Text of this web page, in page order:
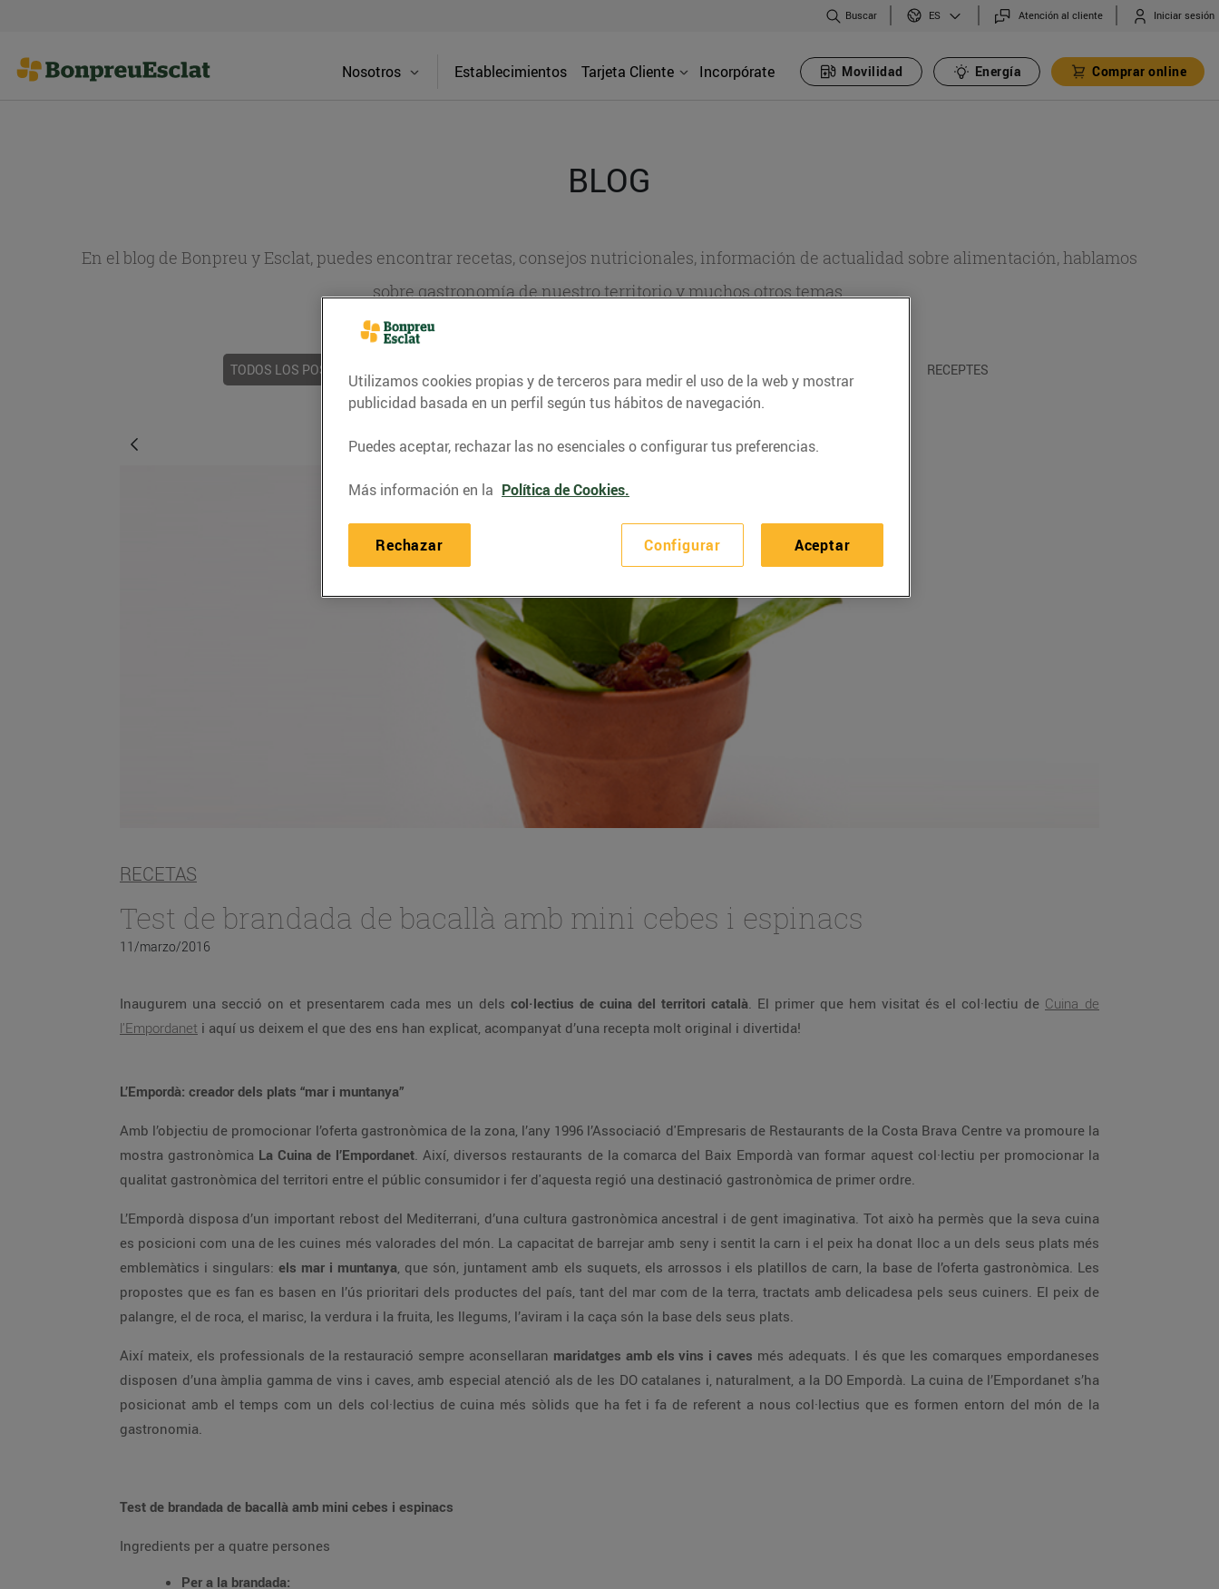
Buscar ES Atención al cliente Iniciar sesión
Nosotros Establecimientos Tarjeta Cliente Incorpórate Movilidad Energía Comprar online
BLOG
En el blog de Bonpreu y Esclat, puedes encontrar recetas, consejos nutricionales, información de actualidad sobre alimentación, hablamos
sobre gastronomía de nuestro territorio y muchos otros temas.
TODOS LOS POSTS RECEPTES
RECETAS
Test de brandada de bacallà amb mini cebes i espinacs
11/marzo/2016
Inaugurem una secció on et presentarem cada mes un dels col·lectius de cuina del territori català. El primer que hem visitat és el col·lectiu de Cuina de
l’Empordanet i aquí us deixem el que des ens han explicat, acompanyat d’una recepta molt original i divertida!
L’Empordà: creador dels plats “mar i muntanya”
Amb l’objectiu de promocionar l’oferta gastronòmica de la zona, l’any 1996 l’Associació d'Empresaris de Restaurants de la Costa Brava Centre va promoure la
mostra gastronòmica La Cuina de l’Empordanet. Així, diversos restaurants de la comarca del Baix Empordà van formar aquest col·lectiu per promocionar la
qualitat gastronòmica del territori entre el públic consumidor i fer d'aquesta regió una destinació gastronòmica de primer ordre.
L’Empordà disposa d’un important rebost del Mediterrani, d’una cultura gastronòmica ancestral i de gent imaginativa. Tot això ha permès que la seva cuina
es posicioni com una de les cuines més valorades del món. La capacitat de barrejar amb seny i sentit la carn i el peix ha donat lloc a un dels seus plats més
emblemàtics i singulars: els mar i muntanya, que són, juntament amb els suquets, els arrossos i els platillos de carn, la base de l’oferta gastronòmica. Les
propostes que es fan es basen en l’ús prioritari dels productes del país, tant del mar com de la terra, tractats amb delicadesa pels seus cuiners. El peix de
palangre, el de roca, el marisc, la verdura i la fruita, les llegums, l’aviram i la caça són la base dels seus plats.
Així mateix, els professionals de la restauració sempre aconsellaran maridatges amb els vins i caves més adequats. I és que les comarques empordaneses
disposen d’una àmplia gamma de vins i caves, amb especial atenció als de les DO catalanes i, naturalment, a la DO Empordà. La cuina de l’Empordanet s’ha
posicionat amb el temps com un dels col·lectius de cuina més sòlids que ha fet i fa de referent a nous col·lectius que es formen entorn del món de la
gastronomia.
Test de brandada de bacallà amb mini cebes i espinacs
Ingredients per a quatre persones
Per a la brandada:
Utilizamos cookies propias y de terceros para medir el uso de la web y mostrar
publicidad basada en un perfil según tus hábitos de navegación.
Puedes aceptar, rechazar las no esenciales o configurar tus preferencias.
Más información en la Política de Cookies.
Configurar
Rechazar Aceptar